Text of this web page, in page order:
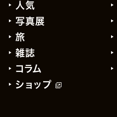
人気
写真展
旅
雑誌
コラム
ショップ